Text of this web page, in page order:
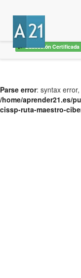
Educación Certificada
Parse error: syntax
/home/aprender21.es/
cissp-ruta-maestro-